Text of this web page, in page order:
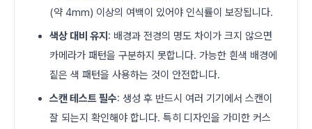
(약 4mm) 이상의 여백이 있어야 인식률이 보장됩니다.
색상 대비 유지 : 배경과 전경의 명도 차이가 크지 않으면
카메라가 패턴을 구분하지 못합니다. 가능한 흰색 배경에
짙은 색 패턴을 사용하는 것이 안전합니다.
스캔 테스트 필수: 생성 후 반드시 여러 기기에서 스캔이
잘 되는지 확인해야 합니다. 특히 디자인을 가미한 커스